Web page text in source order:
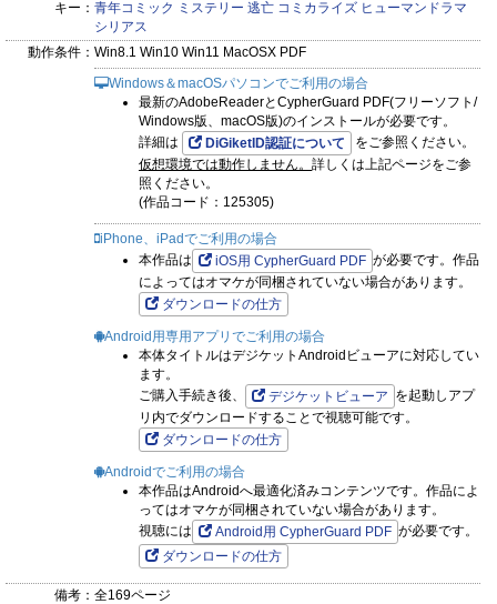
キー： 青年コミック ミステリー 逃亡 コミカライズ ヒューマンドラマ
シリアス
動作条件： Win8.1 Win10 Win11 MacOSX PDF
Windows＆macOSパソコンでご利用の場合
最新のAdobeReaderとCypherGuard PDF(フリーソフト/
Windows版、macOS版)のインストールが必要です。
詳細は
DiGiketID認証について
をご参照ください。
仮想環境では動作しません。 詳しくは上記ページをご参
照ください。
(作品コード：125305)
iPhone、iPadでご利用の場合
本作品は
iOS用 CypherGuard PDF が必要です。作品
によってはオマケが同梱されていない場合があります。
ダウンロードの仕方
Android用専用アプリでご利用の場合
本体タイトルはデジケットAndroidビューアに対応してい
ます。
ご購入手続き後、
デジケットビューア を起動しアプ
リ内でダウンロードすることで視聴可能です。
ダウンロードの仕方
Androidでご利用の場合
本作品はAndroidへ最適化済みコンテンツです。作品によ
ってはオマケが同梱されていない場合があります。
視聴には
Android用 CypherGuard PDF が必要です。
ダウンロードの仕方
備考： 全169ページ